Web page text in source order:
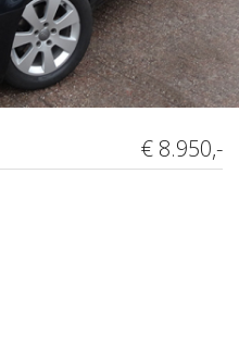
€ 8.950,-